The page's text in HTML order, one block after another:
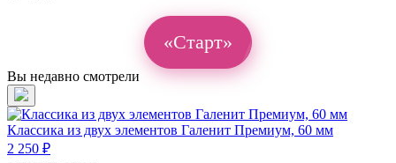
«Старт»
Вы недавно смотрели
Классика из двух элементов Галенит Премиум, 60 мм
2 250 ₽